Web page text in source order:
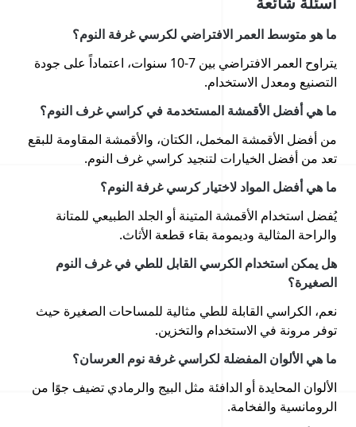
ما هو متوسط العمر الافتراضي لكرسي غرفة النوم؟
يتراوح العمر الافتراضي بين 7-10 سنوات، اعتماداً على جودة
التصنيع ومعدل الاستخدام.
ما هي أفضل الأقمشة المستخدمة في كراسي غرف النوم؟
من أفضل الأقمشة المخمل، الكتان، والأقمشة المقاومة للبقع
تعد من أفضل الخيارات لتنجيد كراسي غرف النوم.
ما هي أفضل المواد لاختيار كرسي غرفة النوم؟
يُفضل استخدام الأقمشة المتينة أو الجلد الطبيعي للمتانة
والراحة المثالية وديمومة بقاء قطعة الأثاث.
هل يمكن استخدام الكرسي القابل للطي في غرف النوم
الصغيرة؟
نعم، الكراسي القابلة للطي مثالية للمساحات الصغيرة حيث
توفر مرونة في الاستخدام والتخزين.
ما هي الألوان المفضلة لكراسي غرفة نوم العرسان؟
الألوان المحايدة أو الدافئة مثل البيج والرمادي تضيف جوًا من
الرومانسية والفخامة.